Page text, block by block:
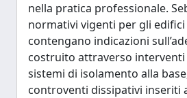
nella pratica professionale.
normativi vigenti per gli edifici
contengano indicazioni
costruito attraverso
sistemi di isolamento alla
controventi dissipativi inseriti